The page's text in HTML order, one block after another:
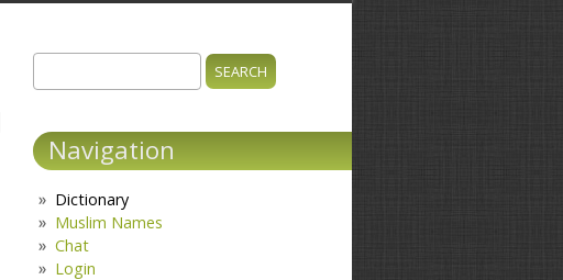
Search form
Navigation
Dictionary
Muslim Names
Chat
Login